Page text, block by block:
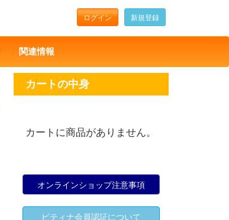
ログイン 新規登録
関連情報
カートの中身
カートに商品がありません。
オンラインショップ注意事項
ピティナ会員認証について